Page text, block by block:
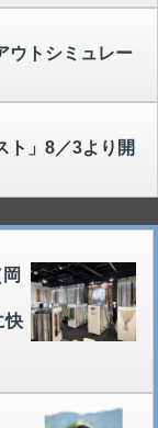
ウトシミュレー
」8／3より開
快